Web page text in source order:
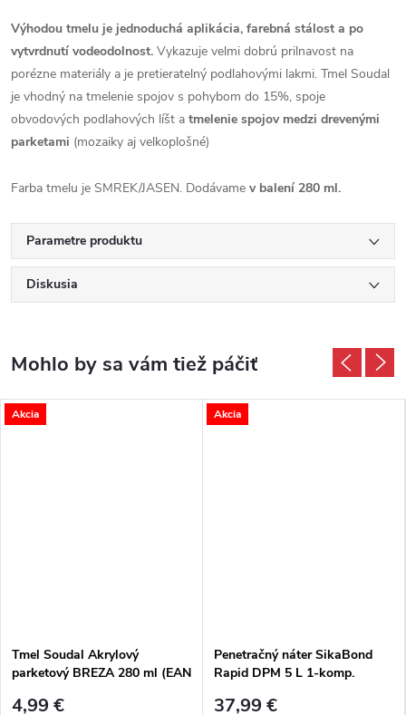
Výhodou tmelu je jednoduchá aplikácia, farebná stálost a po
vytvrdnutí vodeodolnost. Vykazuje velmi dobrú prilnavost na
porézne materiály a je pretieratelný podlahovými lakmi. Tmel Soudal
je vhodný na tmelenie spojov s pohybom do 15%, spoje
obvodových podlahových líšt a tmelenie spojov medzi drevenými
parketami (mozaiky aj velkoplošné)
Farba tmelu je SMREK/JASEN. Dodávame v balení 280 ml.
Parametre produktu
Diskusia
Akcia
Tmel Soudal Akrylový
parketový BREZA 280 ml (EAN
4,99 €
Akcia
Penetračný náter SikaBond
Rapid DPM 5 L 1-komp.
nivelačku)
37,99 €